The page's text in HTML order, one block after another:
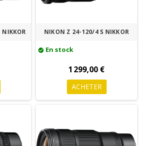
NIKON Z 24-120/4 S NIKKOR
check_circle En stock
1 299,00 €
ACHETER